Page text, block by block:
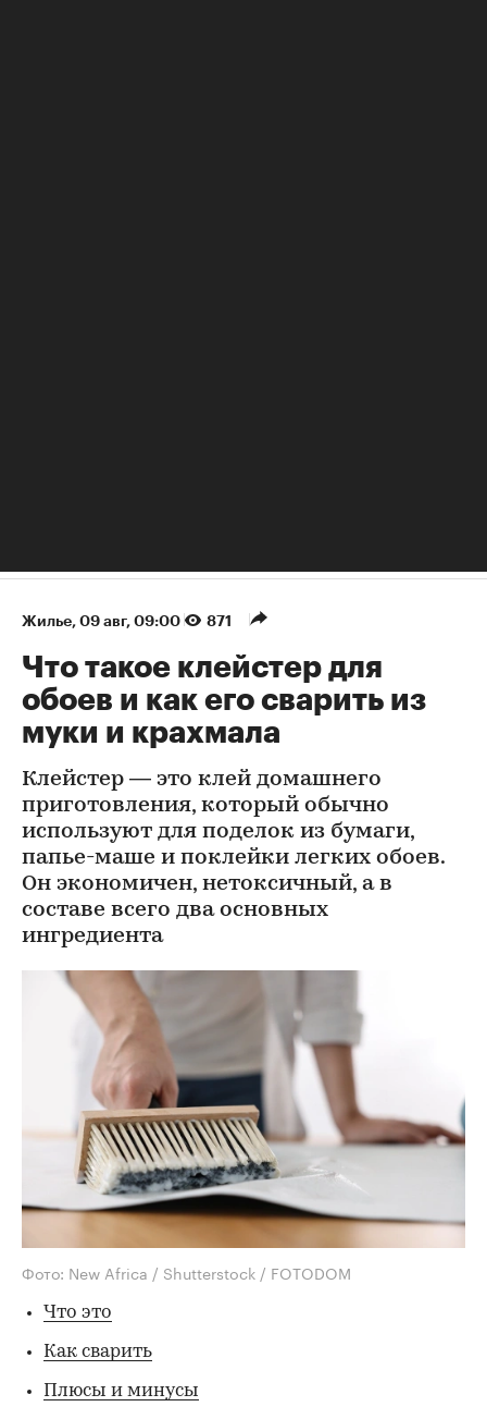
Жилье⁠, 09 авг, 09:00 871
Что такое клейстер для
обоев и как его сварить из
муки и крахмала
Клейстер — это клей домашнего
приготовления, который обычно
используют для поделок из бумаги,
папье-маше и поклейки легких обоев.
Он экономичен, нетоксичный, а в
составе всего два основных
ингредиента
Фото: New Africa / Shutterstock / FOTODOM
Что это
Как сварить
Плюсы и минусы